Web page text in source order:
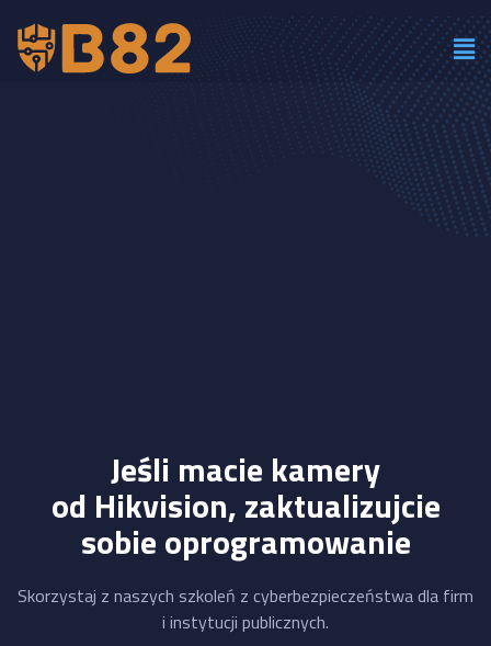
Jeśli macie kamery
od Hikvision, zaktualizujcie
sobie oprogramowanie
Skorzystaj z naszych szkoleń z cyberbezpieczeństwa dla firm
i instytucji publicznych.